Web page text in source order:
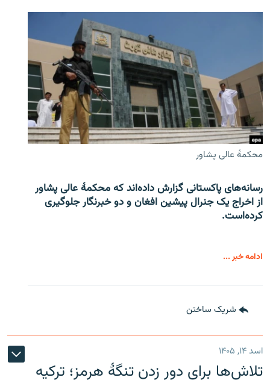
محکمۀ عالی پشاور
رسانه‌های پاکستانی گزارش داده‌اند که محکمۀ عالی پشاور
از اخراج یک جنرال پیشین افغان و دو خبرنگار جلوگیری
کرده‌است.
ادامه خبر ...
شریک ساختن
اسد ۱۴, ۱۴۰۵
تلاش‌ها برای دور زدن تنگۀ هرمز؛ ترکیه